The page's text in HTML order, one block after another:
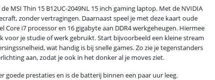
MSI Thin 15 B12UC-2049NL 15 inch gaming laptop. Met de NVIDIA
zonder vertragingen. Daarnaast speel je met deze kaart oude
Core i7 processor en 16 gigabyte aan DDR4 werkgeheugen. Hiermee
je studie of werk gebruikt. Start bijvoorbeeld een kleine stream
wat handig is bij snelle games. Zo zie je tegenstanders
aan, zodat je ook in het donker al je moves ziet.
goede prestaties en is de batterij binnen een paar uur leeg.